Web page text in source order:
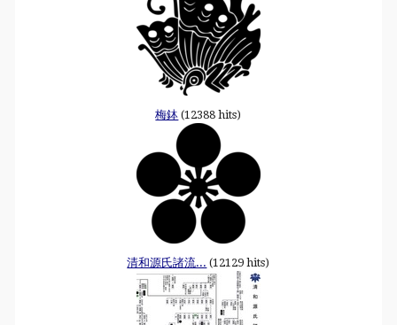
梅鉢 (12388 hits)
清和源氏諸流... (12129 hits)